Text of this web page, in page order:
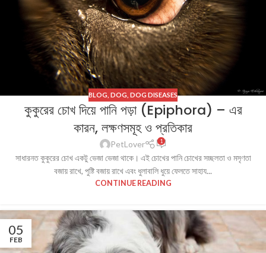
BLOG DOG DOG DISEASES
কুকুরের চোখ দিয়ে পানি পড়া (Epiphora) – এর
কারন, লক্ষণসমূহ ও প্রতিকার
PetLover 1
সাধারনত কুকুরের চোখ একটু ভেজা ভেজা থাকে। এই চোখের পানি চোখের সচ্ছলতা ও মসৃণতা
বজায় রাখে, পুষ্টি বজায় রাখে এবং ধুলাবালি ধুয়ে ফেলতে সাহায...
CONTINUE READING
05
FEB